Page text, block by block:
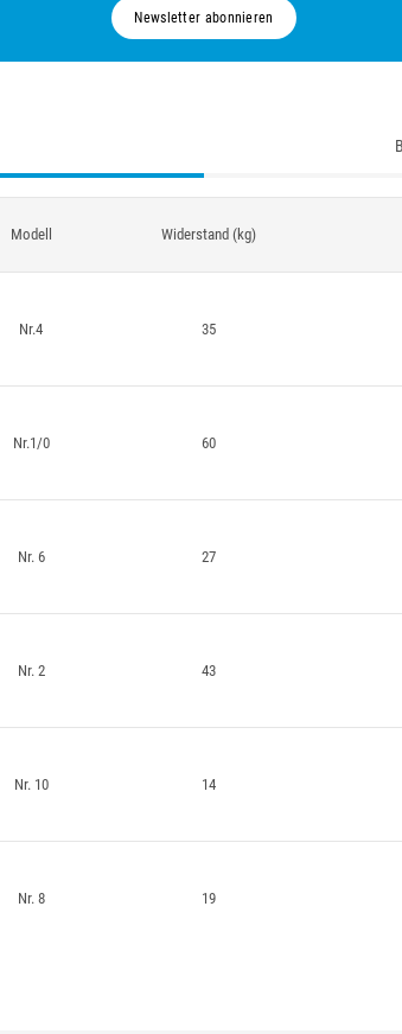
Newsletter abonnieren
Modell Widerstand (kg)
Nr.4 35
Nr.1/0 60
Nr. 6 27
Nr. 2 43
Nr. 10 14
Nr. 8 19